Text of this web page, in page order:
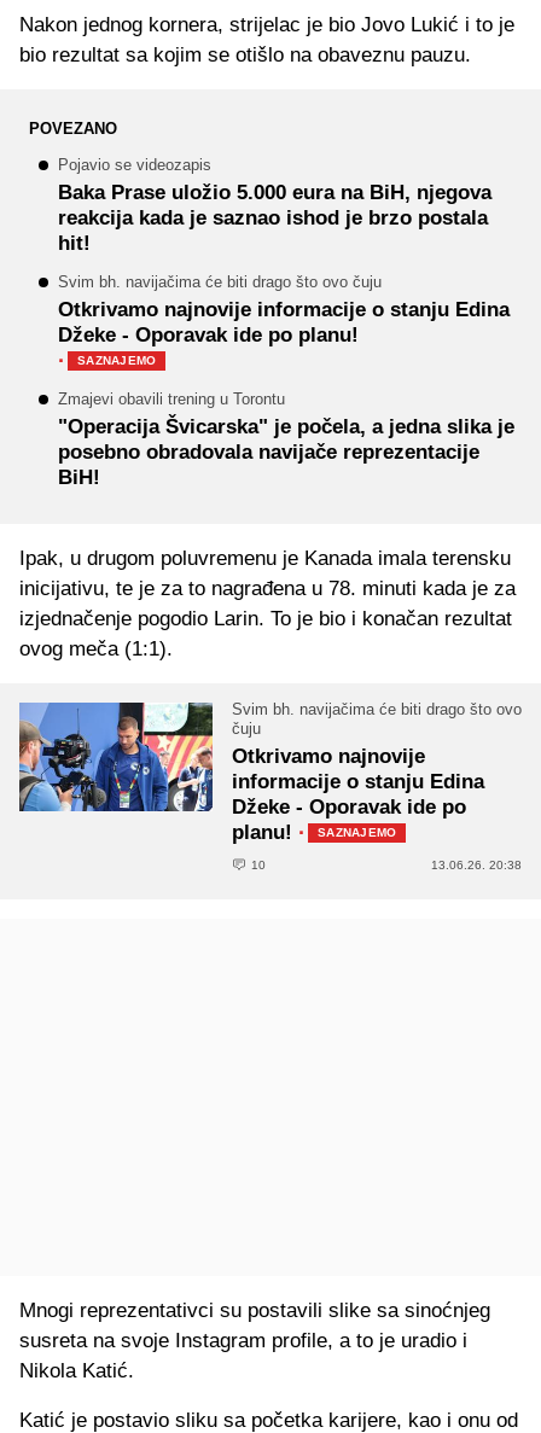
Nakon jednog kornera, strijelac je bio Jovo Lukić i to je
bio rezultat sa kojim se otišlo na obaveznu pauzu.
POVEZANO
Pojavio se videozapis
Baka Prase uložio 5.000 eura na BiH, njegova
reakcija kada je saznao ishod je brzo postala
hit!
Svim bh. navijačima će biti drago što ovo čuju
Otkrivamo najnovije informacije o stanju Edina
Džeke - Oporavak ide po planu!
· SAZNAJEMO
Zmajevi obavili trening u Torontu
"Operacija Švicarska" je počela, a jedna slika je
posebno obradovala navijače reprezentacije
BiH!
Ipak, u drugom poluvremenu je Kanada imala terensku
inicijativu, te je za to nagrađena u 78. minuti kada je za
izjednačenje pogodio Larin. To je bio i konačan rezultat
ovog meča (1:1).
Svim bh. navijačima će biti drago što ovo
čuju
Otkrivamo najnovije
informacije o stanju Edina
Džeke - Oporavak ide po
planu! · SAZNAJEMO
10 13.06.26. 20:38
Mnogi reprezentativci su postavili slike sa sinoćnjeg
susreta na svoje Instagram profile, a to je uradio i
Nikola Katić.
Katić je postavio sliku sa početka karijere, kao i onu od